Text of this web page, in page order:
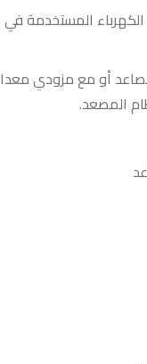
تشغيل 400 فولت، المعروف بالرمز
أو مع مزودي
المصعد.